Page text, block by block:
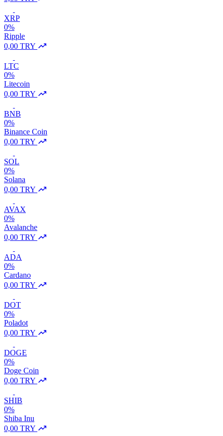
XRP
0%
Ripple
0,00 TRY
LTC
0%
Litecoin
0,00 TRY
BNB
0%
Binance Coin
0,00 TRY
SOL
0%
Solana
0,00 TRY
AVAX
0%
Avalanche
0,00 TRY
ADA
0%
Cardano
0,00 TRY
DOT
0%
Poladot
0,00 TRY
DOGE
0%
Doge Coin
0,00 TRY
SHIB
0%
Shiba Inu
0,00 TRY